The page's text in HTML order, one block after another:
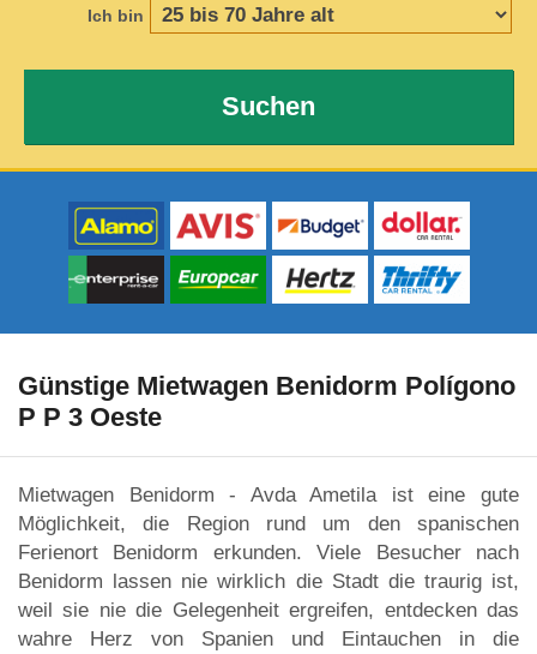
Ich bin
Suchen
Günstige Mietwagen Benidorm Polígono
P P 3 Oeste
Mietwagen Benidorm - Avda Ametila ist eine gute
Möglichkeit, die Region rund um den spanischen
Ferienort Benidorm erkunden. Viele Besucher nach
Benidorm lassen nie wirklich die Stadt die traurig ist,
weil sie nie die Gelegenheit ergreifen, entdecken das
wahre Herz von Spanien und Eintauchen in die